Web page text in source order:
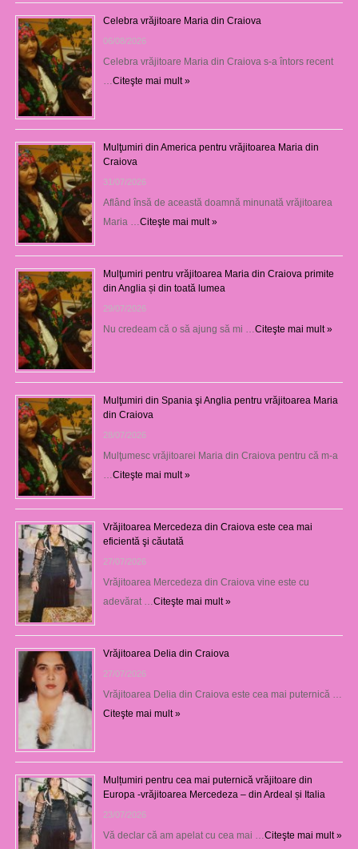
Celebra vrăjitoare Maria din Craiova
06/08/2026
Celebra vrăjitoare Maria din Craiova s-a întors recent
Citeşte mai mult »
Mulţumiri din America pentru vrăjitoarea Maria din
Craiova
31/07/2026
Aflând însă de această doamnă minunată vrăjitoarea
Maria … Citeşte mai mult »
Mulţumiri pentru vrăjitoarea Maria din Craiova primite
din Anglia și din toată lumea
29/07/2026
Nu credeam că o să ajung să mi … Citeşte mai mult »
Mulţumiri din Spania şi Anglia pentru vrăjitoarea Maria
din Craiova
28/07/2026
Mulţumesc vrăjitoarei Maria din Craiova pentru că m-a
Citeşte mai mult »
Vrăjitoarea Mercedeza din Craiova este cea mai
eficientă şi căutată
27/07/2026
Vrăjitoarea Mercedeza din Craiova vine este cu
adevărat … Citeşte mai mult »
Vrăjitoarea Delia din Craiova
27/07/2026
Vrăjitoarea Delia din Craiova este cea mai puternică …
Citeşte mai mult »
Mulțumiri pentru cea mai puternică vrăjitoare din
Europa -vrăjitoarea Mercedeza – din Ardeal și Italia
23/07/2026
Vă declar că am apelat cu cea mai … Citeşte mai mult »